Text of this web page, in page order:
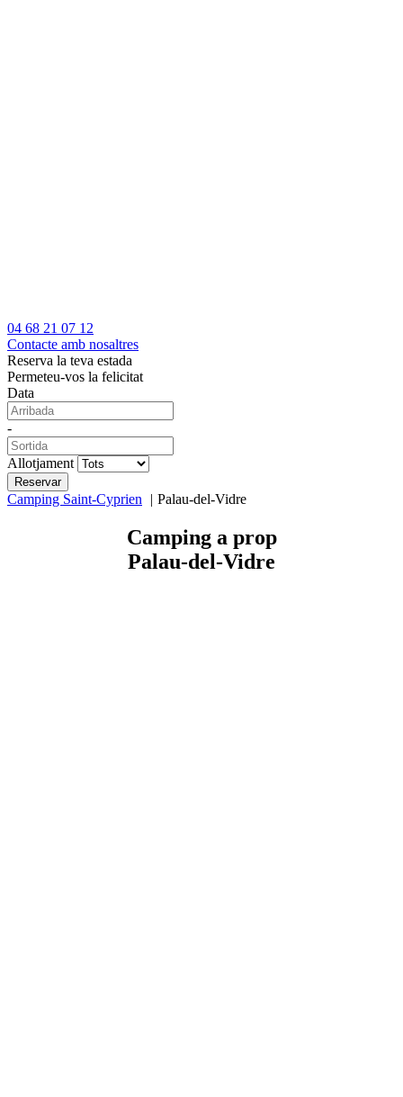
04 68 21 07 12
Contacte amb nosaltres
Reserva la teva estada
Permeteu-vos la felicitat
Data
-
Allotjament
Camping Saint-Cyprien Palau-del-Vidre
Camping a prop
Palau-del-Vidre